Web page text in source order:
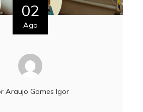
02
Ago
Araujo Gomes Igor